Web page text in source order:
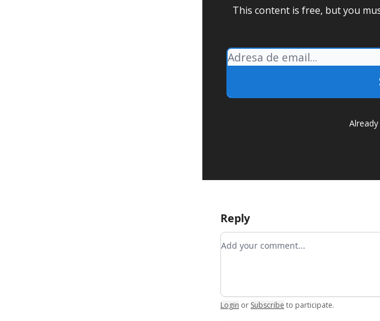
This content is free, but you
Reply
Add your comment
Login or Subscribe to participate.